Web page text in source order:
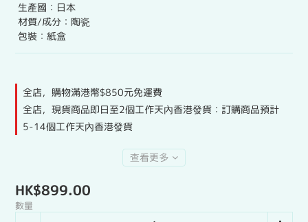
生產國：日本
材質/成分：陶瓷
包裝：紙盒
全店，購物滿港幣$850元免運費
全店，現貨商品即日至2個工作天內香港發貨：訂購商品預計
5-14個工作天內香港發貨
查看更多
HK$899.00
數量